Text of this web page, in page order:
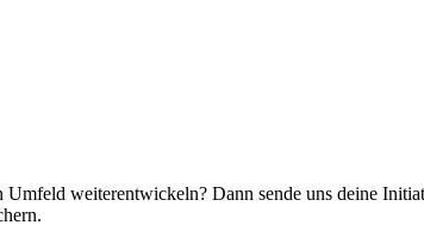
weiterentwickeln? Dann sende uns deine